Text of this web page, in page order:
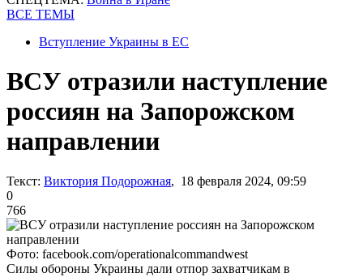
ВСЕ ТЕМЫ
Вступление Украины в ЕС
ВСУ отразили наступление
россиян на Запорожском
направлении
Текст: Виктория Подорожная, 18 февраля 2024, 09:59
0
766
Фото: facebook.com/operationalcommandwest
Силы обороны Украины дали отпор захватчикам в